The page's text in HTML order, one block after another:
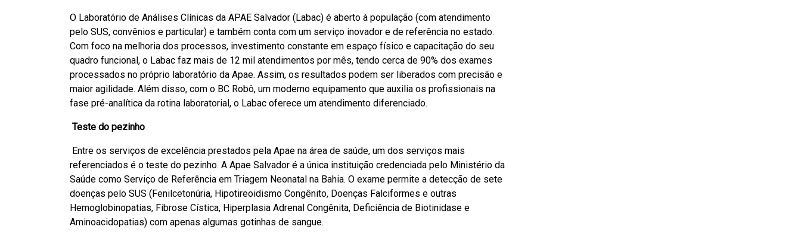
O Laboratório de Análises Clínicas da APAE Salvador (Labac) é aberto à população (com atendimento
pelo SUS, convênios e particular) e também conta com um serviço inovador e de referência no estado.
Com foco na melhoria dos processos, investimento constante em espaço físico e capacitação do seu
quadro funcional, o Labac faz mais de 12 mil atendimentos por mês, tendo cerca de 90% dos exames
processados no próprio laboratório da Apae. Assim, os resultados podem ser liberados com precisão e
maior agilidade. Além disso, com o BC Robô, um moderno equipamento que auxilia os profissionais na
fase pré-analítica da rotina laboratorial, o Labac oferece um atendimento diferenciado.
Teste do pezinho
Entre os serviços de excelência prestados pela Apae na área de saúde, um dos serviços mais
referenciados é o teste do pezinho. A Apae Salvador é a única instituição credenciada pelo Ministério da
Saúde como Serviço de Referência em Triagem Neonatal na Bahia. O exame permite a detecção de sete
doenças pelo SUS (Fenilcetonúria, Hipotireoidismo Congênito, Doenças Falciformes e outras
Hemoglobinopatias, Fibrose Cística, Hiperplasia Adrenal Congênita, Deficiência de Biotinidase e
Aminoacidopatias) com apenas algumas gotinhas de sangue.